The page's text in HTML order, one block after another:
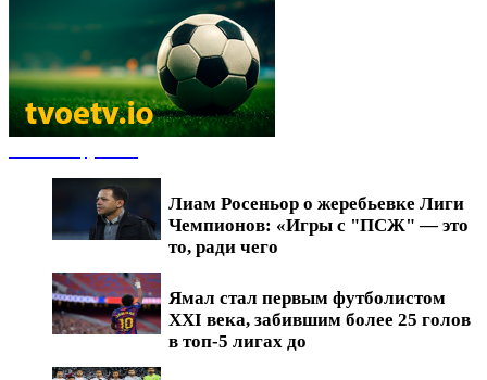
Лиам Росеньор о жеребьевке Лиги
Чемпионов: «Игры с "ПСЖ" — это
то, ради чего
Ямал стал первым футболистом
XXI века, забившим более 25 голов
в топ-5 лигах до